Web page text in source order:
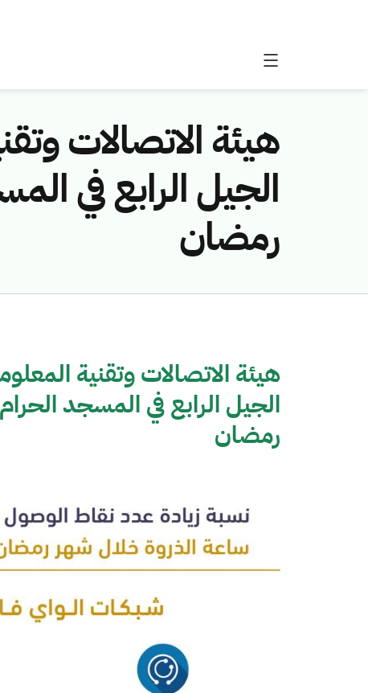
هيئة الاتصالات
الجيل الرابع في
رمضان
هيئة الاتصالات وتقنية
الجيل الرابع في المسجد
رمضان